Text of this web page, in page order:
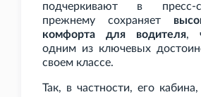
подчеркивают в пресс-
прежнему сохраняет
комфорта для водителя,
одним из ключевых
своем классе.
Так, в частности, его кабина,